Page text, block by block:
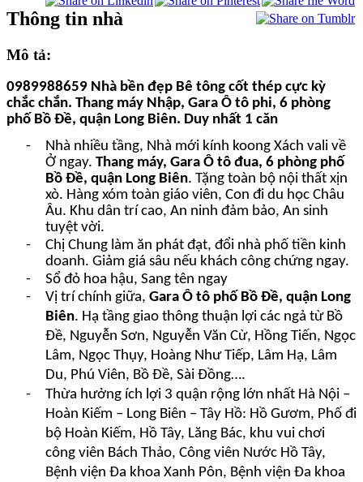
Thông tin nhà
Mô tả:
0989988659 Nhà bền đẹp Bê tông cốt thép cực kỳ
chắc chắn. Thang máy Nhập, Gara Ô tô phi, 6 phòng
phố Bồ Đề, quận Long Biên. Duy nhất 1 căn
-
Nhà nhiều tầng, Nhà mới kính koong Xách vali về
Ở ngay. Thang máy, Gara Ô tô đua, 6 phòng phố
Bồ Đề, quận Long Biên. Tặng toàn bộ nội thất xịn
xò. Hàng xóm toàn giáo viên, Con đi du học Châu
Âu. Khu dân trí cao, An ninh đảm bảo, An sinh
tuyệt vời.
-
Chị Chung làm ăn phát đạt, đổi nhà phố tiền kinh
doanh. Giảm giá sâu nếu khách công chứng ngay.
-
Sổ đỏ hoa hậu, Sang tên ngay
-
Vị trí chính giữa, Gara Ô tô phố Bồ Đề, quận Long
Biên. Hạ tầng giao thông thuận lợi các ngả từ Bồ
Đề, Nguyễn Sơn, Nguyễn Văn Cừ, Hồng Tiến, Ngọc
Lâm, Ngọc Thụy, Hoàng Như Tiếp, Lâm Hạ, Lâm
Du, Phú Viên, Bồ Đề, Sài Đồng….
-
Thừa hưởng ích lợi 3 quận rộng lớn nhất Hà Nội –
Hoàn Kiếm – Long Biên – Tây Hồ: Hồ Gươm, Phố đi
bộ Hoàn Kiếm, Hồ Tây, Lăng Bác, khu vui chơi
công viên Bách Thảo, Công viên Nước Hồ Tây,
Bệnh viện Đa khoa Xanh Pôn, Bệnh viện Đa khoa